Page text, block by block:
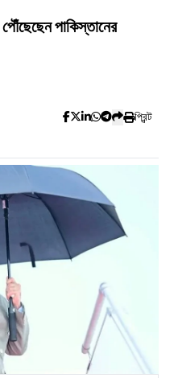
পাকিস্তানের
প্রিন্ট